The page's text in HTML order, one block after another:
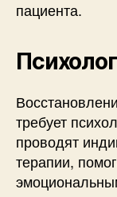
пациента.
требует
проводят
терапии,